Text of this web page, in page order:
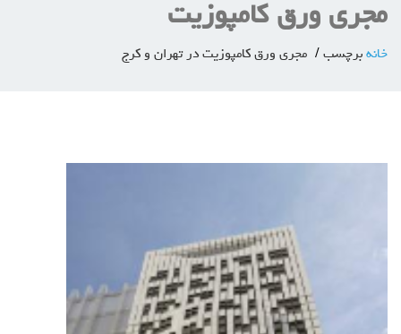
مجری ورق کامپوزیت
خانه برچسب مجری ورق کامپوزیت در تهران و کرج